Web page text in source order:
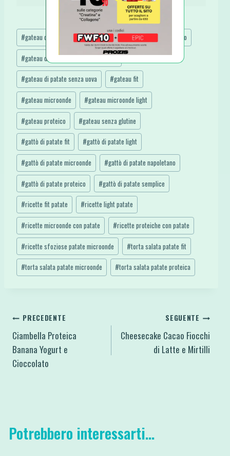
Tag
articolo:
#gateau di patate microonde #gateau di patate senza burro
#gateau di patate senza pan grattato
#gateau di patate senza uova #gateau fit
#gateau microonde #gateau microonde light
#gateau proteico #gateau senza glutine
#gattò di patate fit #gattò di patate light
#gattò di patate microonde #gattò di patate napoletano
#gattò di patate proteico #gattò di patate semplice
#ricette fit patate #ricette light patate
#ricette microonde con patate #ricette proteiche con patate
#ricette sfoziose patate microonde #torta salata patate fit
#torta salata patate microonde #torta salata patate proteica
Navigazione
articoli
PRECEDENTE
Ciambella Proteica
Banana Yogurt e
Cioccolato
SEGUENTE
Cheesecake Cacao Fiocchi
di Latte e Mirtilli
Potrebbero interessarti...